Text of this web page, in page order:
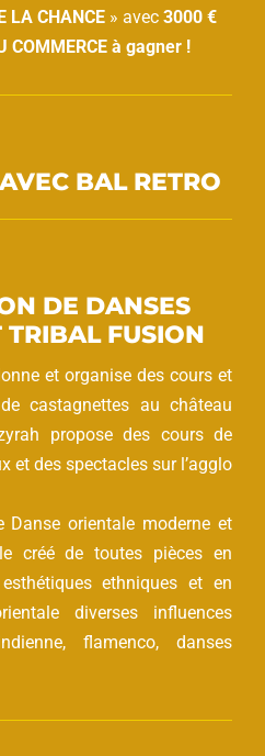
LA CHANCE» avec 3000 €
COMMERCE à gagner !
BAL RETRO
DE DANSES
TRIBAL FUSION
et organise des cours et
castagnettes au château
propose des cours de
et des spectacles sur l’agglo
Danse orientale moderne et
créé de toutes pièces en
ethniques et en
diverses influences
flamenco, danses